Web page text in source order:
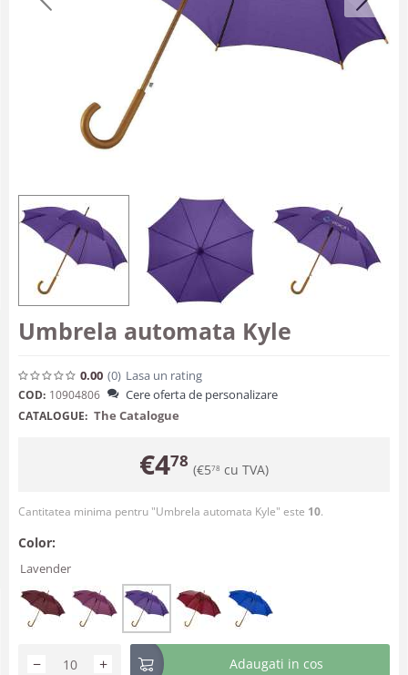
Umbrela automata Kyle
0.00 (0) Lasa un rating
COD: 10904806 Cere oferta de personalizare
CATALOGUE: The Catalogue
€478 (€578 cu TVA)
Cantitatea minima pentru "Umbrela automata Kyle" este 10.
Color:
Lavender
+
− Adaugati in cos